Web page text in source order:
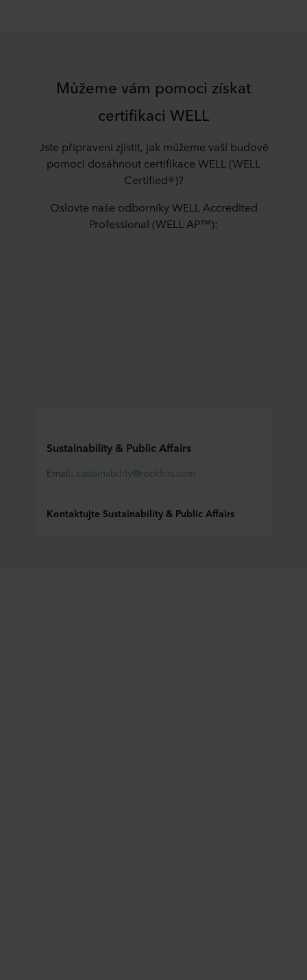
Můžeme vám pomoci získat
certifikaci WELL
Jste připraveni zjistit, jak můžeme vaší budově
pomoci dosáhnout certifikace WELL (WELL
Certified®)?
Oslovte naše odborníky WELL Accredited
Professional (WELL AP™):
Sustainability & Public Affairs
Email: sustainability@rockfon.com
Kontaktujte Sustainability & Public Affairs